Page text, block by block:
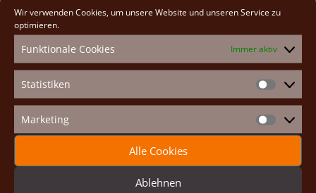
Wir verwenden Cookies, um unsere Website und unseren Service zu
optimieren.
Funktionale Cookies Immer aktiv
Statistiken
Marketing Marketing
Alle Cookies
Ablehnen
Adventexerzitien 2025
2026(2)
2025(7)
2024(5)
2023(13)
2022(9)
2020(2)